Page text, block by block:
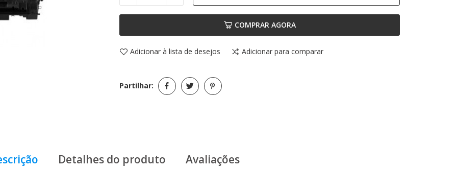
COMPRAR AGORA
Adicionar à lista de desejos Adicionar para comparar
Partilhar:
Detalhes do produto Avaliações